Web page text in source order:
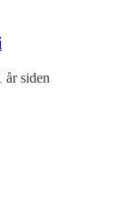
år siden